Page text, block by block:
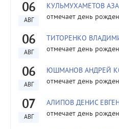
06
АВГ
КУЛЬМУХАМЕТОВ
отмечает день
06
АВГ
ТИТОРЕНКО
отмечает день
06
АВГ
ЮШМАНОВ АНДРЕЙ
отмечает день
07
АВГ
АЛИПОВ ДЕНИС
отмечает день